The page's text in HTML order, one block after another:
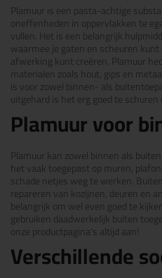
Plamuur is een pasta-achtige
oneffenheden in oppervlakken te
vullen. Het is een belangrijk
waarmee je gaten en scheuren
afwerking kunt creëren. Plamuur
materialen zoals hout, gips en
is voor zowel binnen- als
uitgehard is het erg goed te
Plamuur voor
Plamuur kan zowel binnen als
het vaak toegepast op muren,
schade netjes weg te werken.
repareren van kozijnen, deuren en
belangrijk om wel even goed te
gebruiken daadwerkelijk buiten
onze productpagina’s altijd aan!
Verschillende